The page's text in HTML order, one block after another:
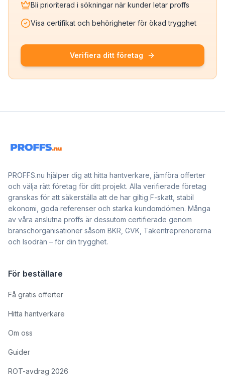
Bli prioriterad i sökningar när kunder letar proffs
Visa certifikat och behörigheter för ökad trygghet
Verifiera ditt företag
PROFFS.nu hjälper dig att hitta hantverkare, jämföra offerter
och välja rätt företag för ditt projekt. Alla verifierade företag
granskas för att säkerställa att de har giltig F-skatt, stabil
ekonomi, goda referenser och starka kundomdömen. Många
av våra anslutna proffs är dessutom certifierade genom
branschorganisationer såsom BKR, GVK, Takentreprenörerna
och Isodrän – för din trygghet.
För beställare
Få gratis offerter
Hitta hantverkare
Om oss
Guider
ROT-avdrag 2026